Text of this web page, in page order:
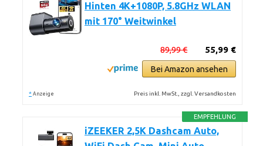
Hinten 4K+1080P, 5.8GHz WLAN
mit 170° Weitwinkel
55,99 €
89,99 €
Bei Amazon ansehen
* Anzeige Preis inkl. MwSt., zzgl. Versandkosten
EMPFEHLUNG
iZEEKER 2,5K Dashcam Auto,